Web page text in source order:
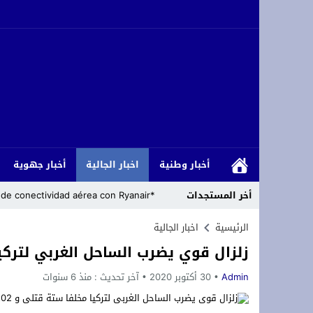
أخبار وطنية اخبار الجالية أخبار جهوية
أخر المستجدات
*Marruecos lanza su mayor plan de conectividad aérea con Ryanair.*
accords agricoles avec le royaume
تهنئة بمناسبة الذكرى المباركة لمرور
استبعاد إدريس شتيوي منصة مهرجان
*Cómo los islamistas han armado la migración para abrumar a Europa*
الرئيسية اخبار الجالية
زلزال قوي يضرب الساحل الغربي لتركيا
Admin 30 أكتوبر 2020 آخر تحديث : منذ 6 سنوات